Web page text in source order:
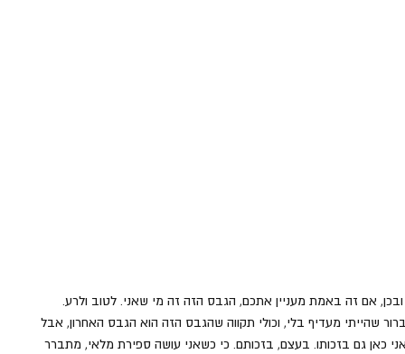
ובכן, אם זה באמת מעניין אתכם, הגבס הזה זה מי שאני. לטוב ולרע.
שהייתי מעדיף בלי, וכולי תקווה שהגבס הזה הוא הגבס האחרון, אבל
כאן גם בזכותו. בעצם, בזכותם. כי כשאני עושה ספירת מלאי, מתברר